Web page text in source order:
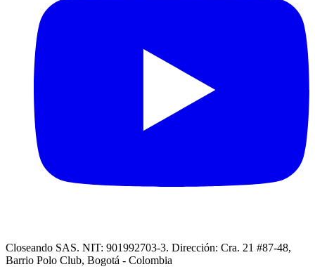
Closeando SAS. NIT: 901992703-3. Dirección: Cra. 21 #87-48,
Barrio Polo Club, Bogotá - Colombia